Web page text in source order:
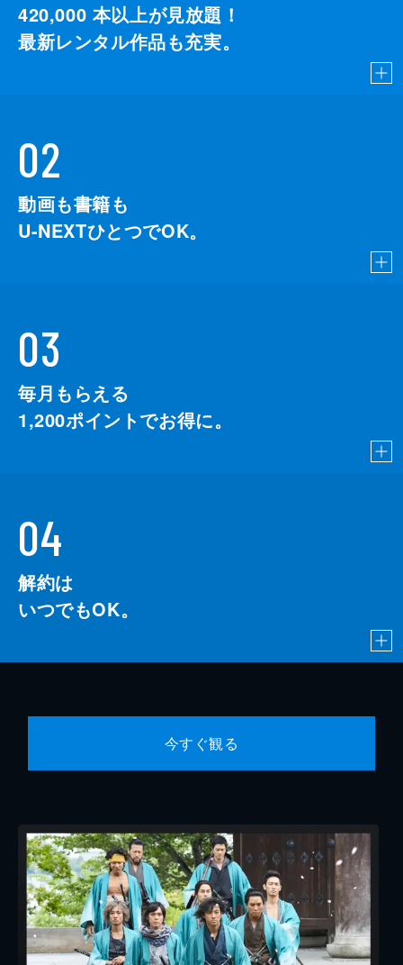
420,000 本以上が見放題！
最新レンタル作品も充実。
02
動画も書籍も
U-NEXTひとつでOK。
03
毎月もらえる
1,200ポイントでお得に。
04
解約は
いつでもOK。
今すぐ観る